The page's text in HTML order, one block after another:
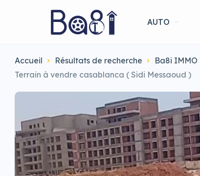
AUTO
Accueil Résultats de recherche Ba8i IMMO
Terrain à vendre casablanca ( Sidi Messaoud )